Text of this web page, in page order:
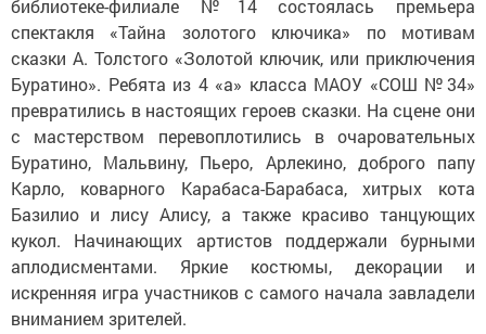
библиотеке-филиале №14 состоялась премьера
спектакля «Тайна золотого ключика» по мотивам
сказки А. Толстого «Золотой ключик, или приключения
Буратино». Ребята из 4 «а» класса МАОУ «СОШ №34»
превратились в настоящих героев сказки. На сцене они
с мастерством перевоплотились в очаровательных
Буратино, Мальвину, Пьеро, Арлекино, доброго папу
Карло, коварного Карабаса-Барабаса, хитрых кота
Базилио и лису Алису, а также красиво танцующих
кукол. Начинающих артистов поддержали бурными
аплодисментами. Яркие костюмы, декорации и
искренняя игра участников с самого начала завладели
вниманием зрителей.